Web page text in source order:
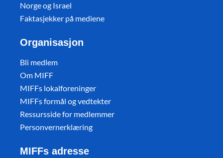
Norge og Israel
Faktasjekker på mediene
Organisasjon
Bli medlem
Om MIFF
MIFFs lokalforeninger
MIFFs formål og vedtekter
Ressursside for medlemmer
Personvernerklæring
MIFFs adresse